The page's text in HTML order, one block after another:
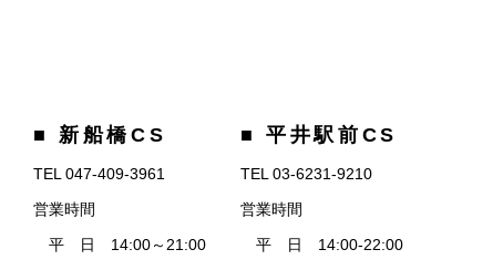
■ 新船橋CS
TEL 047-409-3961
営業時間
平 日 14:00～21:00
■ 平井駅前CS
TEL 03-6231-9210
営業時間
平 日 14:00-22:00